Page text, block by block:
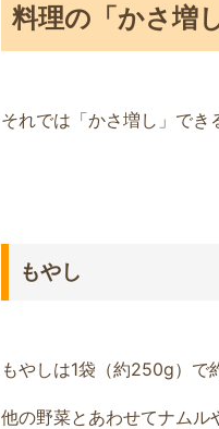
料理の「かさ増
それでは「かさ増し」でき
もやし
もやしは1袋（約250g）で
他の野菜とあわせてナムル